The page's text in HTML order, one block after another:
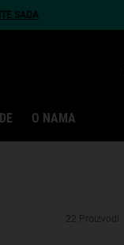
SADA
O NAMA
22 Proizvodi